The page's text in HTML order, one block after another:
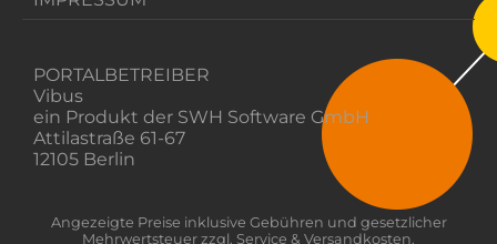
PORTALBETREIBER
Vibus
ein Produkt der SWH Software GmbH
Attilastraße 61-67
12105 Berlin
Angezeigte Preise inklusive Gebühren und gesetzlicher
Mehrwertsteuer zzgl. Service & Versandkosten.